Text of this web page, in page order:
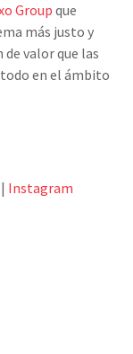
Groupque
más justo y
valor que las
en el ámbito
| Instagram